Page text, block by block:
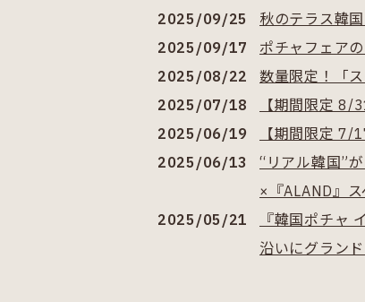
2025/09/25
秋のテラス韓
2025/09/17
ポチャフェア
2025/08/22
数量限定！「
2025/07/18
【期間限定 8/
2025/06/19
【期間限定 7/
2025/06/13
“リアル韓国”
×『ALAND』
2025/05/21
『韓国ポチャ
沿いにグランド